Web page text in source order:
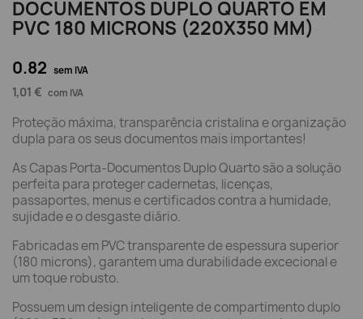
DOCUMENTOS DUPLO QUARTO EM
PVC 180 MICRONS (220X350 MM)
0.82 sem IVA
1,01 € com IVA
Proteção máxima, transparência cristalina e organização
dupla para os seus documentos mais importantes!
As Capas Porta-Documentos Duplo Quarto são a solução
perfeita para proteger cadernetas, licenças,
passaportes, menus e certificados contra a humidade,
sujidade e o desgaste diário.
Fabricadas em PVC transparente de espessura superior
(180 microns), garantem uma durabilidade excecional e
um toque robusto.
Possuem um design inteligente de compartimento duplo